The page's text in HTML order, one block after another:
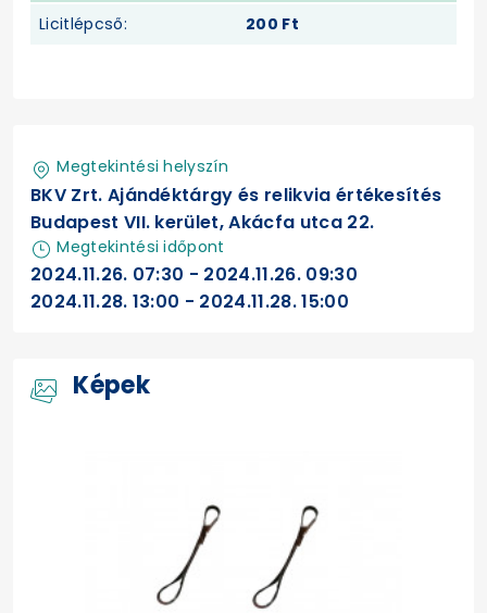
Licitlépcső:
200 Ft
Megtekintési helyszín
BKV Zrt. Ajándéktárgy és relikvia értékesítés
Budapest VII. kerület, Akácfa utca 22.
Megtekintési időpont
2024.11.26. 07:30 - 2024.11.26. 09:30
2024.11.28. 13:00 - 2024.11.28. 15:00
Képek